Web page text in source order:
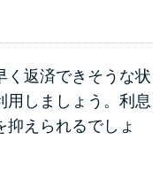
く返済できそうな状
用しましょう。利息
えられるでしょ